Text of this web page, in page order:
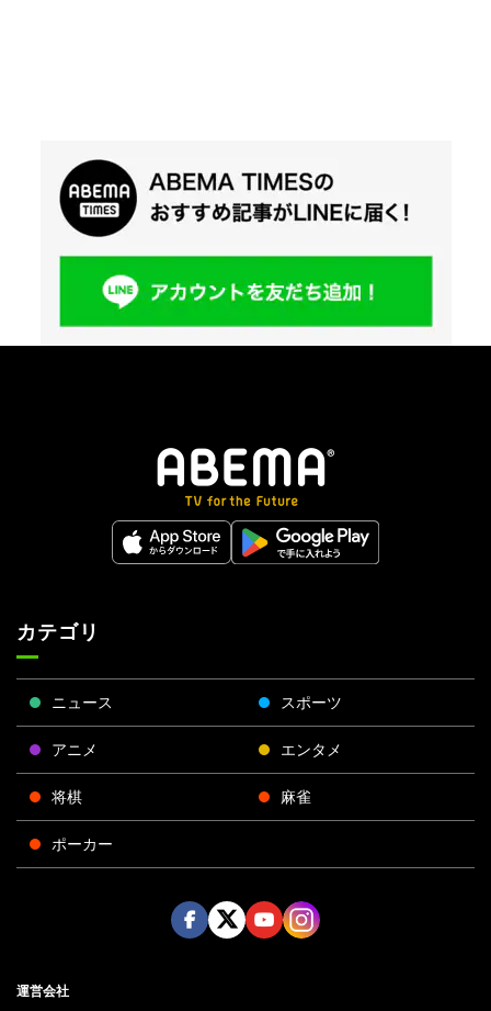
カテゴリ
ニュース スポーツ
アニメ エンタメ
将棋 麻雀
ポーカー
運営会社